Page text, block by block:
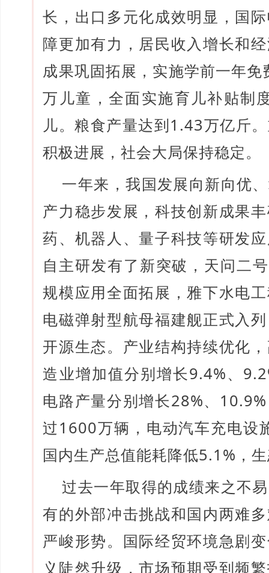
长，出口多元化成效明显，国
障更加有力，居民收入增长和
成果巩固拓展，实施学前一年
万儿童，全面实施育儿补贴制
儿。粮食产量达到1.43万亿斤
积极进展，社会大局保持稳定。
一年来，我国发展向新向优
产力稳步发展，科技创新成果
药、机器人、量子科技等研发
自主研发有了新突破，天问二
规模应用全面拓展，雅下水电
电磁弹射型航母福建舰正式入
开源生态。产业结构持续优化
造业增加值分别增长9.4%、
电路产量分别增长28%、
过1600万辆，电动汽车充电设
国内生产总值能耗降低5.1%，
过去一年取得的成绩来之不
有的外部冲击挑战和国内两难
严峻形势。国际经贸环境急剧
义陡然升级，市场预期受到频